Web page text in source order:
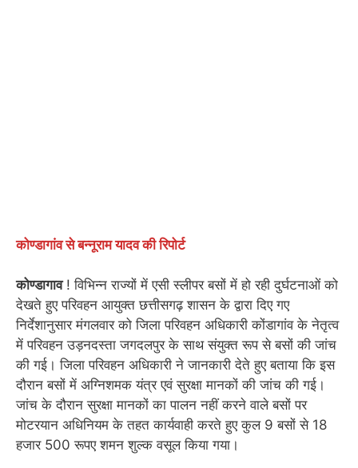
कोण्डागांव से बन्नूराम यादव की रिपोर्ट
कोण्डागाव! विभिन्न राज्यों में एसी स्लीपर बसों में हो रही दुर्घटनाओं को
देखते हुए परिवहन आयुक्त छत्तीसगढ़ शासन के द्वारा दिए गए
निर्देशानुसार मंगलवार को जिला परिवहन अधिकारी कोंडागांव के नेतृत्व
में परिवहन उड़नदस्ता जगदलपुर के साथ संयुक्त रूप से बसों की जांच
की गई। जिला परिवहन अधिकारी ने जानकारी देते हुए बताया कि इस
दौरान बसों में अग्निशमक यंत्र एवं सुरक्षा मानकों की जांच की गई।
जांच के दौरान सुरक्षा मानकों का पालन नहीं करने वाले बसों पर
मोटरयान अधिनियम के तहत कार्यवाही करते हुए कुल 9 बसों से 18
हजार 500 रूपए शमन शुल्क वसूल किया गया।